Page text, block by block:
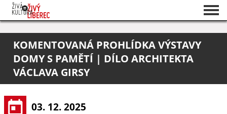
O projektu
Pořadatelé
KOMENTOVANÁ PROHLÍDKA VÝSTAVY
DOMY S PAMĚTÍ | DÍLO ARCHITEKTA
VÁCLAVA GIRSY
03. 12. 2025